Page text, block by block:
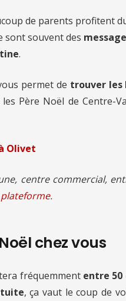
de parents profitent
sont souvent des
.
permet de trouver les
Père Noël de Centre-
Olivet
centre commercial,
chez vous
fréquemment entre 50
, ça vaut le coup de